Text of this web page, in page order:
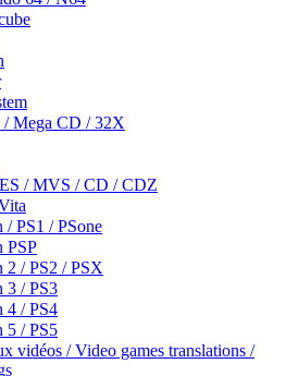
Mega CD / 32X
/ MVS / CD / CDZ
PS1 / PSone
PSP
/ PS2 / PSX
3 / PS3
4 / PS4
5 / PS5
vidéos / Video games translations /